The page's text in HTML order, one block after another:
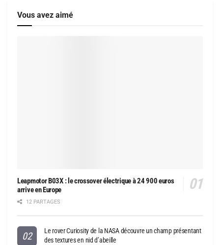
Vous avez aimé
Leapmotor B03X : le crossover électrique à 24 900 euros
arrive en Europe
12 PARTAGES
Le rover Curiosity de la NASA découvre un champ présentant
des textures en nid d’abeille